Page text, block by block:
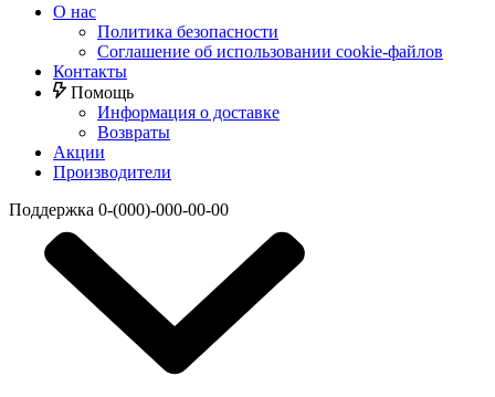
О нас
Политика безопасности
Соглашение об использовании cookie-файлов
Контакты
Помощь
Информация о доставке
Возвраты
Акции
Производители
Поддержка 0-(000)-000-00-00